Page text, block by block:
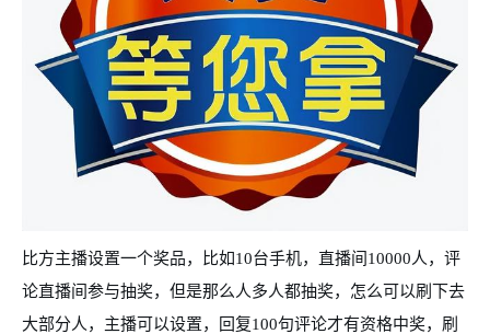
比方主播设置一个奖品，比如10台手机，直播间10000人，评
论直播间参与抽奖，但是那么人多人都抽奖，怎么可以刷下去
大部分人，主播可以设置，回复100句评论才有资格中奖，刷